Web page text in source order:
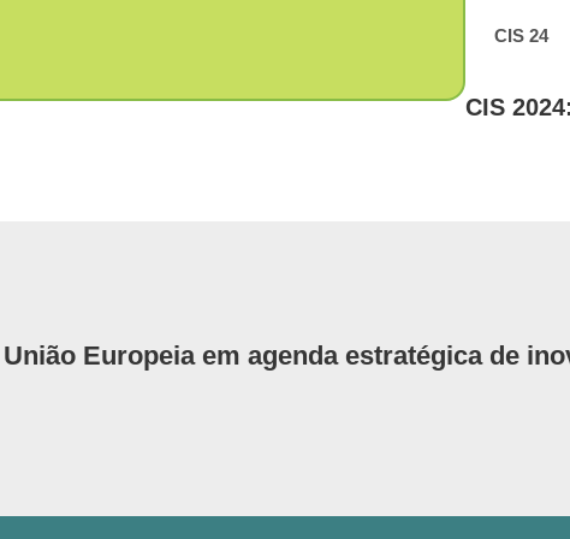
CIS 24
CIS
Europeia em agenda estratégica de